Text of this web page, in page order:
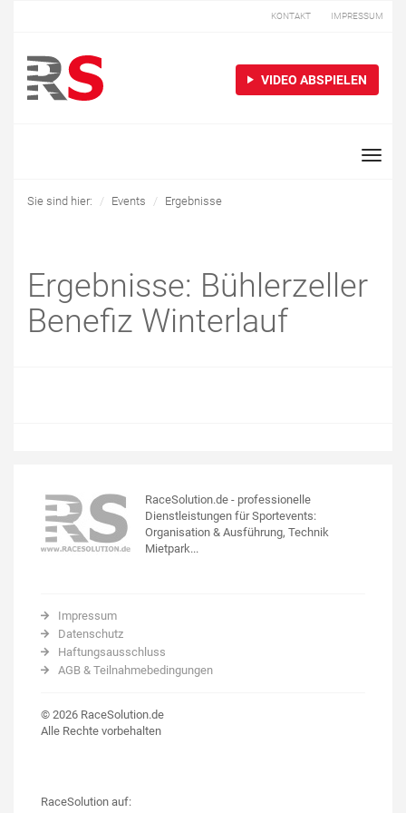
KONTAKT IMPRESSUM
VIDEO ABSPIELEN
Toggle
Sie sind hier: Events Ergebnisse
Ergebnisse: Bühlerzeller
Benefiz Winterlauf
RaceSolution.de - professionelle
Dienstleistungen für Sportevents:
Organisation & Ausführung, Technik
Mietpark...
Impressum
Datenschutz
Haftungsausschluss
AGB & Teilnahmebedingungen
© 2026 RaceSolution.de
Alle Rechte vorbehalten
RaceSolution auf: